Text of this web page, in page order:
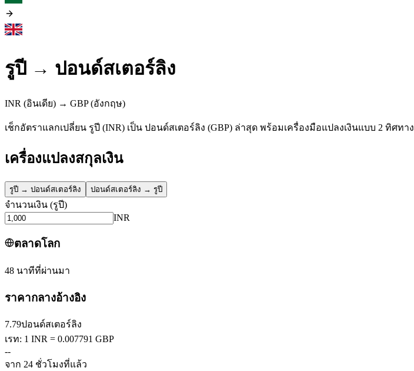
รูปี → ปอนด์สเตอร์ลิง
INR (อินเดีย) → GBP(อังกฤษ)
เช็กอัตราแลกเปลี่ยน รูปี (INR) เป็น ปอนด์สเตอร์ลิง (GBP) ล่าสุด พร้อมเครื่องมือแปลงเงินแบบ 2 ทิศทาง
เครื่องแปลงสกุลเงิน
รูปี → ปอนด์สเตอร์ลิง ปอนด์สเตอร์ลิง → รูปี
จำนวนเงิน (รูปี)
INR
ตลาดโลก
48 นาทีที่ผ่านมา
ราคากลางอ้างอิง
7.79ปอนด์สเตอร์ลิง
เรท: 1 INR = 0.007791 GBP
--
จาก 24 ชั่วโมงที่แล้ว